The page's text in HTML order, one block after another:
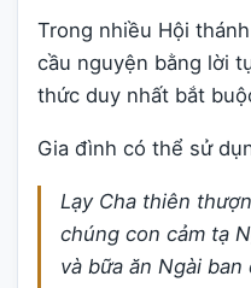
Trong nhiều Hội
cầu nguyện bằng lời
thức duy nhất bắt
Gia đình có thể sử
Lạy Cha thiên
chúng con cảm tạ
và bữa ăn Ngài